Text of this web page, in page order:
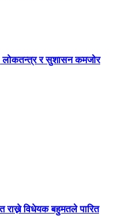
लोकतन्त्र र सुशासन कमजोर
राख्ने विधेयक बहुमतले पारित